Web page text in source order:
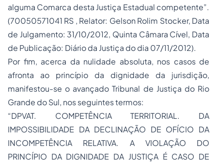
alguma Comarca desta Justiça Estadual competente”.
(70050571041 RS , Relator: Gelson Rolim Stocker, Data
de Julgamento: 31/10/2012, Quinta Câmara Cível, Data
de Publicação: Diário da Justiça do dia 07/11/2012).
Por fim, acerca da nulidade absoluta, nos casos de
afronta ao princípio da dignidade da jurisdição,
manifestou-se o avançado Tribunal de Justiça do Rio
Grande do Sul, nos seguintes termos:
“DPVAT. COMPETÊNCIA TERRITORIAL. DA
IMPOSSIBILIDADE DA DECLINAÇÃO DE OFÍCIO DA
INCOMPETÊNCIA RELATIVA. A VIOLAÇÃO DO
PRINCÍPIO DA DIGNIDADE DA JUSTIÇA É CASO DE